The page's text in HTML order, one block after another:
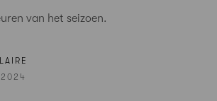
van het seizoen.